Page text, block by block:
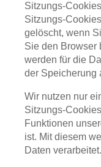
Sitzungs-
Sitzungs-
gelöscht, wenn
Sie den Browser
werden für die
der Speicherung
Wir nutzen nur
Sitzungs-
Funktionen
ist. Mit diesem
Daten verarbeitet.